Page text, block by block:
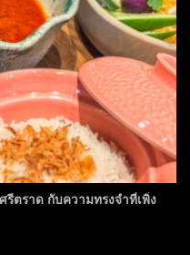
รีตราด กับความทรงจำที่เพิ่ง